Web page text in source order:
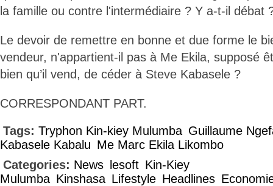
la famille ou contre l'intermédiaire ? Y a-t-il débat
Le devoir de remettre en bonne et due forme le
vendeur, n'appartient-il pas à Me Ekila, supposé
bien qu’il vend, de céder à Steve Kabasele ?
CORRESPONDANT PART.
Tags: Tryphon Kin-kiey Mulumba Guillaume
Kabasele Kabalu Me Marc Ekila Likombo
Categories: News lesoft Kin-Kiey
Mulumba Kinshasa Lifestyle Headlines